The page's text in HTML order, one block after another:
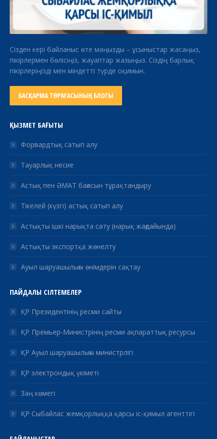
Сізден кері байланыс өте маңызды – ұсыныстар жасаңыз,
пікірлермен бөлісіңіз, жауаптар жазыңыз. Сіздің барлық
пікірлеріңізді мен міндетті түрде оқимын.
БАСҚАРМА ТӨРАҒАСЫНЫҢ БЛОГЫ
ҚЫЗМЕТ БАҒЫТЫ
Форвардтық сатып алу
Тауарлық несие
Астық пен ӘМАТ бағасын тұрақтандыру
Тікелей (күзгі) астық сатып алу
Астықты ішкі нарықта сату (нарық жағдайында)
Астықты экспортқа жөнелту
Ауыл шаруашылығы өнімдерін сақтау
ПАЙДАЛЫ СІЛТЕМЕЛЕР
ҚР Президентінің ресми сайты
ҚР Премьер-Министрінің ресми ақпараттық ресурсы
ҚР Ауыл шаруашылығы министрлігі
ҚР электрондық үкіметі
Заң көмегі
ҚР Сыбайлас жемқорлыққа қарсы іс-қимыл агенттігі